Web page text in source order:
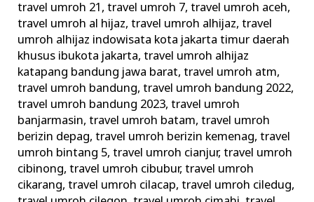
travel umroh 21,travel umroh 7,travel umroh aceh,
travel umroh al hijaz,travel umroh alhijaz,travel
umroh alhijaz indowisata kota jakarta timur daerah
khusus ibukota jakarta,travel umroh alhijaz
katapang bandung jawa barat,travel umroh atm,
travel umroh bandung,travel umroh bandung 2022,
travel umroh bandung 2023,travel umroh
banjarmasin,travel umroh batam,travel umroh
berizin depag,travel umroh berizin kemenag,travel
umroh bintang 5,travel umroh cianjur,travel umroh
cibinong,travel umroh cibubur,travel umroh
cikarang,travel umroh cilacap,travel umroh ciledug,